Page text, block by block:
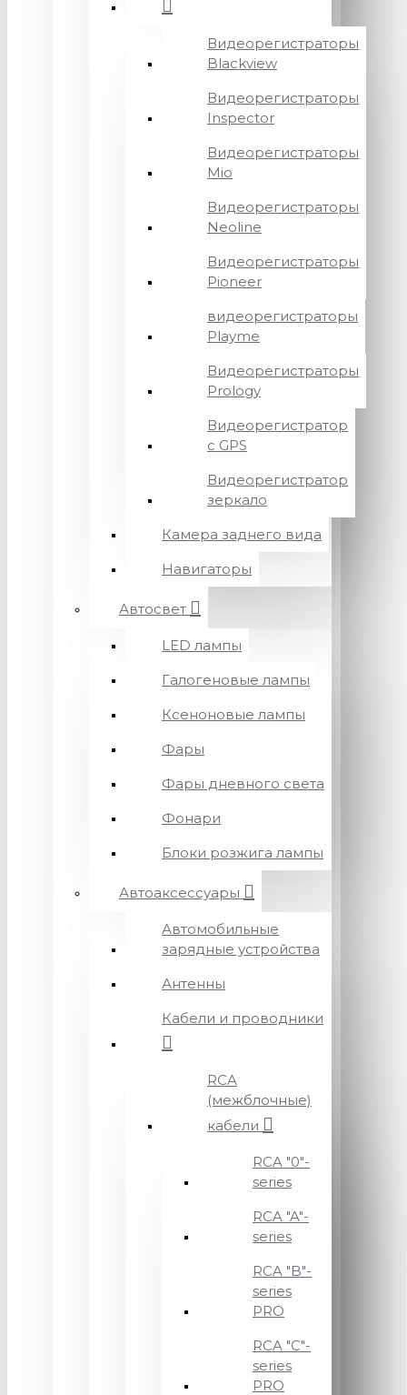
Видеорегистраторы
Blackview
Видеорегистраторы
Inspector
Видеорегистраторы
Mio
Видеорегистраторы
Neoline
Видеорегистраторы
Pioneer
видеорегистраторы
Playme
Видеорегистраторы
Prology
Видеорегистратор
с GPS
Видеорегистратор
зеркало
Камера заднего вида
Навигаторы
Автосвет
LED лампы
Галогеновые лампы
Ксеноновые лампы
Фары
Фары дневного света
Фонари
Блоки розжига лампы
Автоаксессуары
Автомобильные
зарядные устройства
Антенны
Кабели и проводники
RCA
(межблочные)
кабели
RCA "0"-
series
RCA "A"-
series
RCA "B"-
series
PRO
RCA "C"-
series
PRO